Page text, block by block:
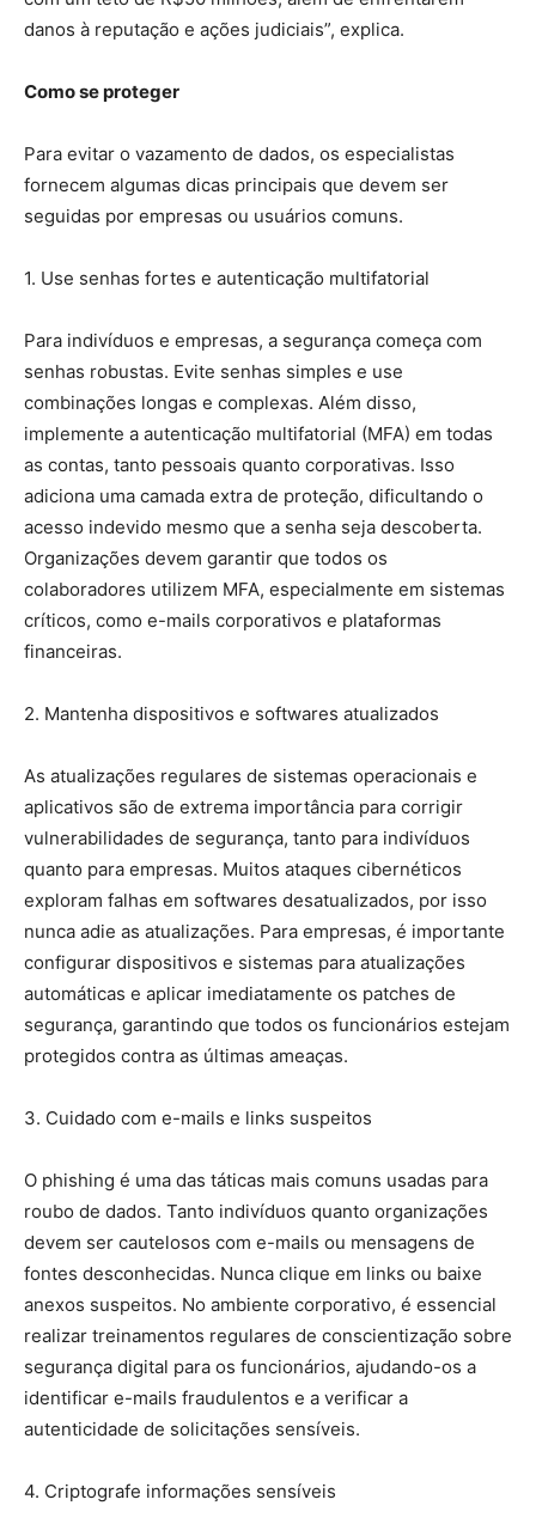
danos à reputação e ações judiciais”, explica.
Como se proteger
Para evitar o vazamento de dados, os especialistas
fornecem algumas dicas principais que devem ser
seguidas por empresas ou usuários comuns.
1. Use senhas fortes e autenticação multifatorial
Para indivíduos e empresas, a segurança começa com
senhas robustas. Evite senhas simples e use
combinações longas e complexas. Além disso,
implemente a autenticação multifatorial (MFA) em todas
as contas, tanto pessoais quanto corporativas. Isso
adiciona uma camada extra de proteção, dificultando o
acesso indevido mesmo que a senha seja descoberta.
Organizações devem garantir que todos os
colaboradores utilizem MFA, especialmente em sistemas
críticos, como e-mails corporativos e plataformas
financeiras.
2. Mantenha dispositivos e softwares atualizados
As atualizações regulares de sistemas operacionais e
aplicativos são de extrema importância para corrigir
vulnerabilidades de segurança, tanto para indivíduos
quanto para empresas. Muitos ataques cibernéticos
exploram falhas em softwares desatualizados, por isso
nunca adie as atualizações. Para empresas, é importante
configurar dispositivos e sistemas para atualizações
automáticas e aplicar imediatamente os patches de
segurança, garantindo que todos os funcionários estejam
protegidos contra as últimas ameaças.
3. Cuidado com e-mails e links suspeitos
O phishing é uma das táticas mais comuns usadas para
roubo de dados. Tanto indivíduos quanto organizações
devem ser cautelosos com e-mails ou mensagens de
fontes desconhecidas. Nunca clique em links ou baixe
anexos suspeitos. No ambiente corporativo, é essencial
realizar treinamentos regulares de conscientização sobre
segurança digital para os funcionários, ajudando-os a
identificar e-mails fraudulentos e a verificar a
autenticidade de solicitações sensíveis.
4. Criptografe informações sensíveis